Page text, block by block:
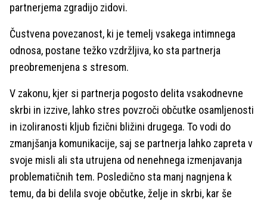
partnerjema zgradijo zidovi.
Čustvena povezanost, ki je temelj vsakega intimnega
odnosa, postane težko vzdržljiva, ko sta partnerja
preobremenjena s stresom.
V zakonu, kjer si partnerja pogosto delita vsakodnevne
skrbi in izzive, lahko stres povzroči občutke osamljenosti
in izoliranosti kljub fizični bližini drugega. To vodi do
zmanjšanja komunikacije, saj se partnerja lahko zapreta v
svoje misli ali sta utrujena od nenehnega izmenjavanja
problematičnih tem. Posledično sta manj nagnjena k
temu, da bi delila svoje občutke, želje in skrbi, kar še